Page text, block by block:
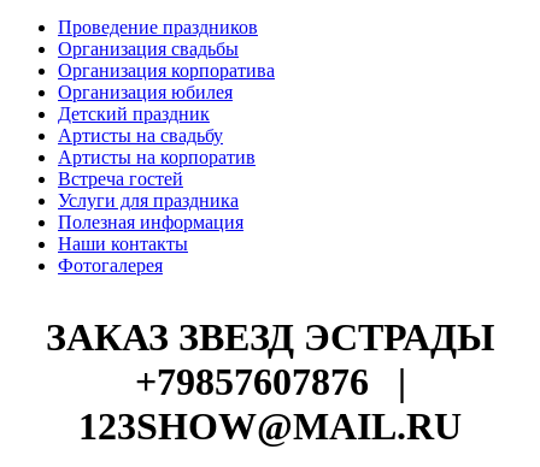
Проведение праздников
Организация свадьбы
Организация корпоратива
Организация юбилея
Детский праздник
Артисты на свадьбу
Артисты на корпоратив
Встреча гостей
Услуги для праздника
Полезная информация
Наши контакты
Фотогалерея
ЗАКАЗ ЗВЕЗД ЭСТРАДЫ
+79857607876
|
123SHOW@MAIL.RU